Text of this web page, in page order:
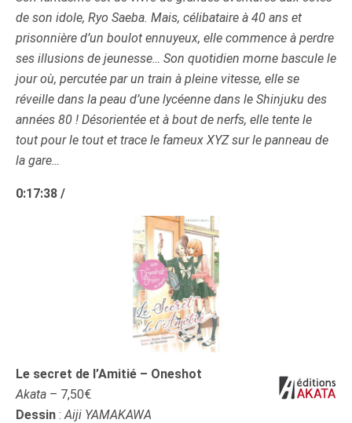
de son idole, Ryo Saeba. Mais, célibataire à 40 ans et
prisonnière d’un boulot ennuyeux, elle commence à perdre
ses illusions de jeunesse… Son quotidien morne bascule le
jour où, percutée par un train à pleine vitesse, elle se
réveille dans la peau d’une lycéenne dans le Shinjuku des
années 80 ! Désorientée et à bout de nerfs, elle tente le
tout pour le tout et trace le fameux XYZ sur le panneau de
la gare…
0:17:38 /
Le secret de l’Amitié – Oneshot
Akata – 7,50€
Dessin : Aiji YAMAKAWA